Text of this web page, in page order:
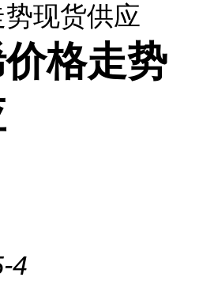
现货供应
格走势
4